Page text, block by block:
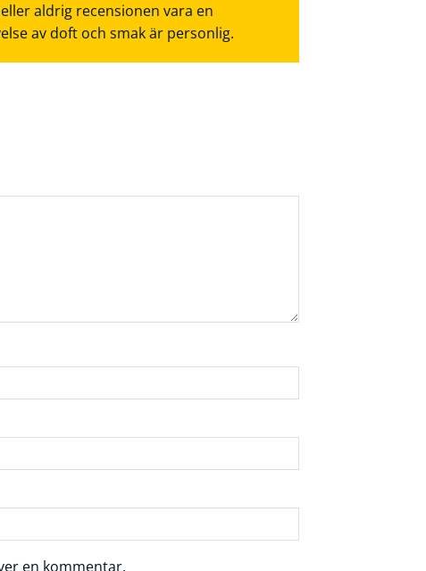
aldrig recensionen vara en
av doft och smak är personlig.
en kommentar.